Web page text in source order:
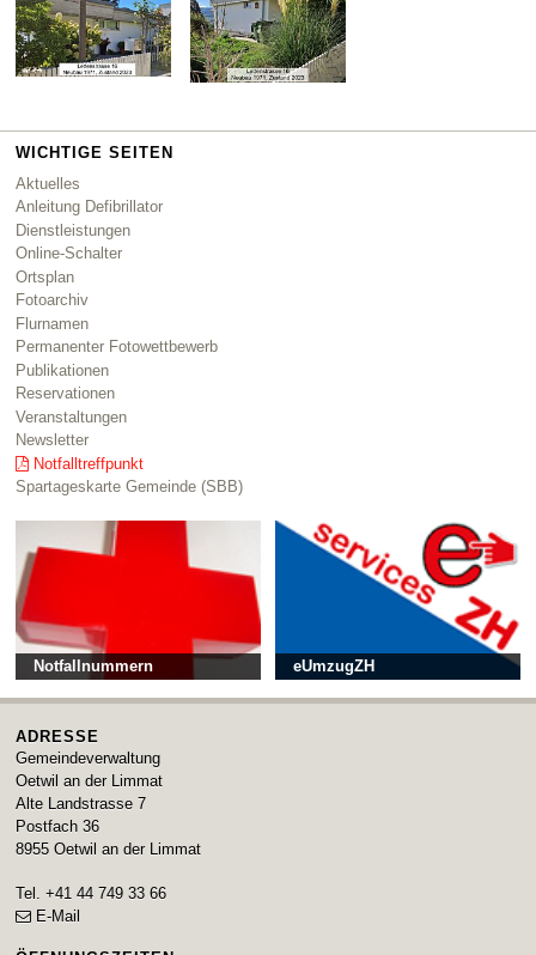
WICHTIGE SEITEN
Aktuelles
Anleitung Defibrillator
Dienstleistungen
Online-Schalter
Ortsplan
Fotoarchiv
Flurnamen
Permanenter Fotowettbewerb
Publikationen
Reservationen
Veranstaltungen
Newsletter
Notfalltreffpunkt
Spartageskarte Gemeinde (SBB)
Notfallnummern eUmzugZH
ADRESSE
Gemeindeverwaltung
Oetwil an der Limmat
Alte Landstrasse 7
Postfach 36
8955 Oetwil an der Limmat
Tel.+41 44 749 33 66
E-Mail